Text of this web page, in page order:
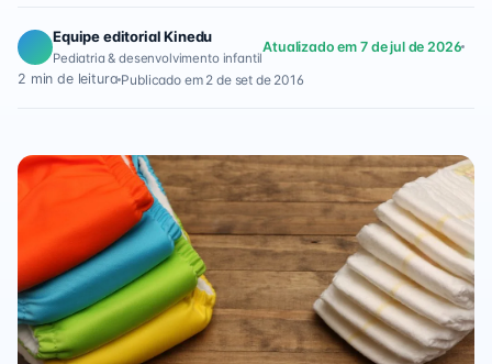
Equipe editorial Kinedu
Pediatria & desenvolvimento infantil
Atualizado em 7 de jul de 2026
2 min de leitura Publicado em 2 de set de 2016